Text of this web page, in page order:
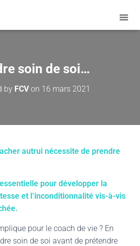
soin de soi…
by FCVon 16 mars 2021
autrui nécessite de prendre
pour développer la
et l’inconditionnalité vis-à-vis
pour le coach de vie ? En
soin de soi avant de prétendre